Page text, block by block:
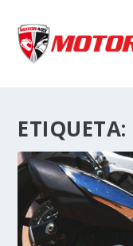
ETIQUETA: